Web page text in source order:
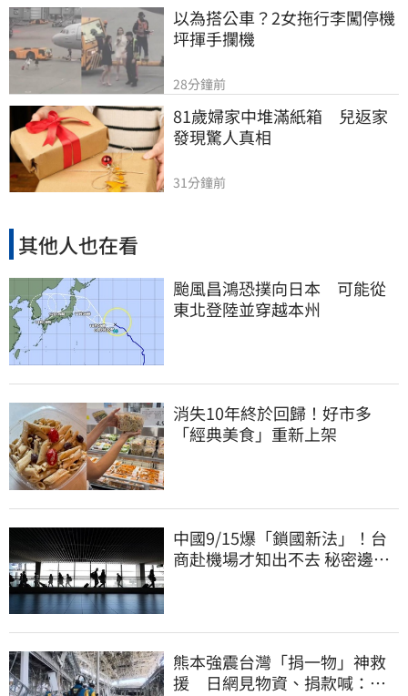
以為搭公車？2女拖行李闖停機
坪揮手攔機
28分鐘前
81歲婦家中堆滿紙箱　兒返家
發現驚人真相
31分鐘前
其他人也在看
颱風昌鴻恐撲向日本 可能從
東北登陸並穿越本州
消失10年終於回歸！好市多
「經典美食」重新上架
中國9/15爆「鎖國新法」！台
商赴機場才知出不去 秘密邊控
熊本強震台灣「捐一物」神救
援 日網見物資、捐款喊：給